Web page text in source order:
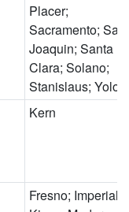
Placer;
Sacramento; San
Joaquin; Santa
Clara; Solano;
Stanislaus; Yolo
Kern
Fresno; Imperial;